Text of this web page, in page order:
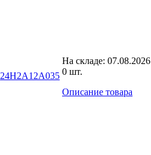
24H2A12A035
На складе: 07.08.2026
0 шт.
Описание товара